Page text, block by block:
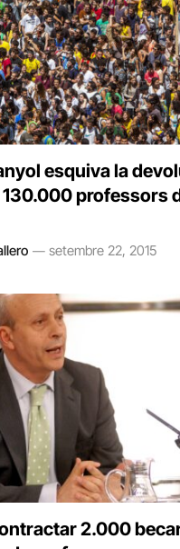
esquiva la
130.000 professors
setembre 22, 2015
2.000